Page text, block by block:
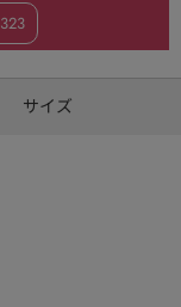
323
サイズ